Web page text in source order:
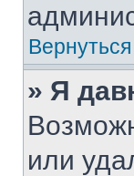
» Я
или